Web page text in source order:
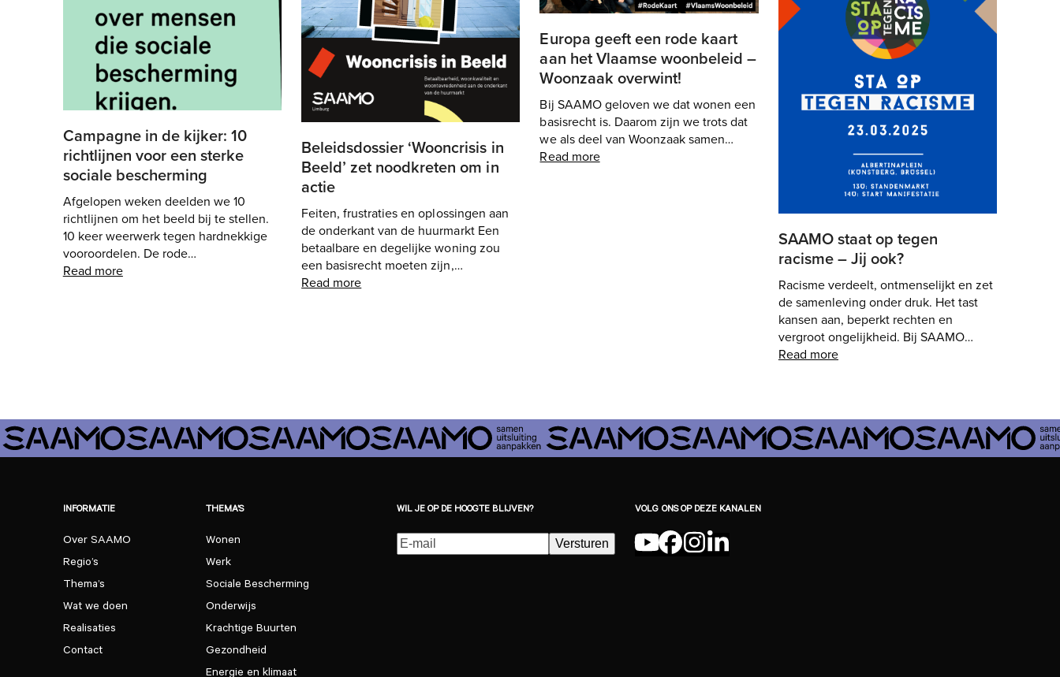
Campagne in de kijker: 10
richtlijnen voor een sterke
sociale bescherming
Afgelopen weken deelden we 10
richtlijnen om het beeld bij te stellen.
10 keer weerwerk tegen hardnekkige
vooroordelen. De rode…
Read more
Beleidsdossier ‘Wooncrisis in
Beeld’ zet noodkreten om in
actie
Feiten, frustraties en oplossingen aan
de onderkant van de huurmarkt Een
betaalbare en degelijke woning zou
een basisrecht moeten zijn,…
Read more
Europa geeft een rode kaart
aan het Vlaamse woonbeleid –
Woonzaak overwint!
Bij SAAMO geloven we dat wonen een
basisrecht is. Daarom zijn we trots dat
we als deel van Woonzaak samen…
Read more
SAAMO staat op tegen
racisme – Jij ook?
Racisme verdeelt, ontmenselijkt en zet
de samenleving onder druk. Het tast
kansen aan, beperkt rechten en
vergroot ongelijkheid. Bij SAAMO…
Read more
INFORMATIE
Over SAAMO
Regio’s
Thema’s
Wat we doen
Realisaties
Contact
THEMA’S
Wonen
Werk
Sociale Bescherming
Onderwijs
Krachtige Buurten
Gezondheid
Energie en klimaat
WIL JE OP DE HOOGTE BLIJVEN?
E-
mailadres(Vereist)
Versturen
VOLG ONS OP DEZE KANALEN
YouTube
Facebook
Instagram
LinkedIn